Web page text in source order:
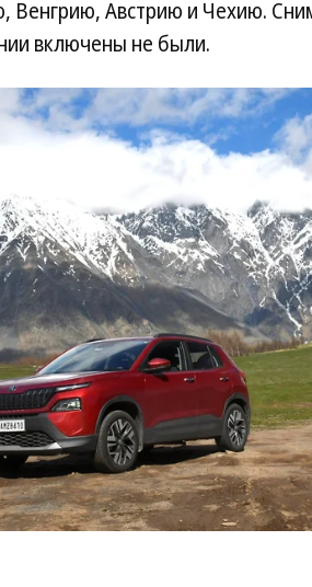
Венгрию, Австрию и Чехию.
включены не были.